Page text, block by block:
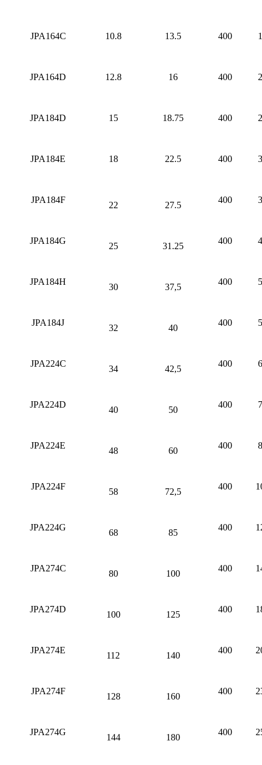
JPA164C 10.8 13.5 400
JPA164D 12.8 16 400
JPA184D 15 18.75 400
JPA184E 18 22.5 400
JPA184F
22 27.5
400
JPA184G
25 31.25
400
JPA184H
30 37,5
400
JPA184J
32 40
400
JPA224C
34 42,5
400
JPA224D
40 50
400
JPA224E
48 60
400
JPA224F
58 72,5
400
JPA224G
68 85
400
JPA274C
80 100
400
JPA274D
100 125
400
JPA274E
112 140
400
JPA274F
128 160
400
JPA274G
144 180
400